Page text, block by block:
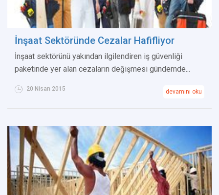
İnşaat Sektöründe Cezalar Hafifliyor
İnşaat sektörünü yakından ilgilendiren iş güvenliği
paketinde yer alan cezaların değişmesi gündemde...
20 Nisan 2015 devamını oku